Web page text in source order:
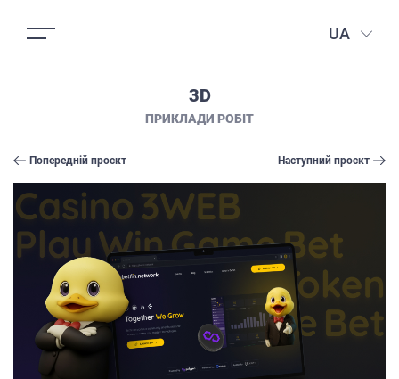
UA
3D
ПРИКЛАДИ РОБІТ
Попередній проєкт Наступний проєкт